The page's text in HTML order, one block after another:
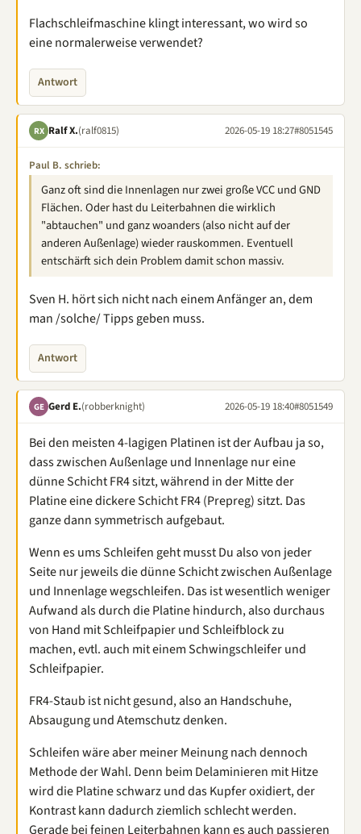
Flachschleifmaschine klingt interessant, wo wird so
eine normalerweise verwendet?
Antwort
RX Ralf X.(ralf0815) 2026-05-19 18:27#8051545
Paul B. schrieb:
Ganz oft sind die Innenlagen nur zwei große VCC und GND
Flächen. Oder hast du Leiterbahnen die wirklich
"abtauchen" und ganz woanders (also nicht auf der
anderen Außenlage) wieder rauskommen. Eventuell
entschärft sich dein Problem damit schon massiv.
Sven H. hört sich nicht nach einem Anfänger an, dem
man /solche/ Tipps geben muss.
Antwort
GE Gerd E.(robberknight) 2026-05-19 18:40#8051549
Bei den meisten 4-lagigen Platinen ist der Aufbau ja so,
dass zwischen Außenlage und Innenlage nur eine
dünne Schicht FR4 sitzt, während in der Mitte der
Platine eine dickere Schicht FR4 (Prepreg) sitzt. Das
ganze dann symmetrisch aufgebaut.
Wenn es ums Schleifen geht musst Du also von jeder
Seite nur jeweils die dünne Schicht zwischen Außenlage
und Innenlage wegschleifen. Das ist wesentlich weniger
Aufwand als durch die Platine hindurch, also durchaus
von Hand mit Schleifpapier und Schleifblock zu
machen, evtl. auch mit einem Schwingschleifer und
Schleifpapier.
FR4-Staub ist nicht gesund, also an Handschuhe,
Absaugung und Atemschutz denken.
Schleifen wäre aber meiner Meinung nach dennoch
Methode der Wahl. Denn beim Delaminieren mit Hitze
wird die Platine schwarz und das Kupfer oxidiert, der
Kontrast kann dadurch ziemlich schlecht werden.
Gerade bei feinen Leiterbahnen kann es auch passieren